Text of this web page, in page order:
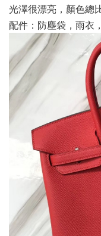
光澤很漂亮，顏色總
配件：防塵袋，雨衣